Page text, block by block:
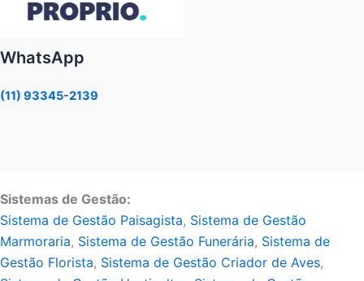
WhatsApp
(11) 93345-2139
Sistemas de Gestão:
Sistema de Gestão Paisagista, Sistema de Gestão
Marmoraria, Sistema de Gestão Funerária, Sistema de
Gestão Florista, Sistema de Gestão Criador de Aves,